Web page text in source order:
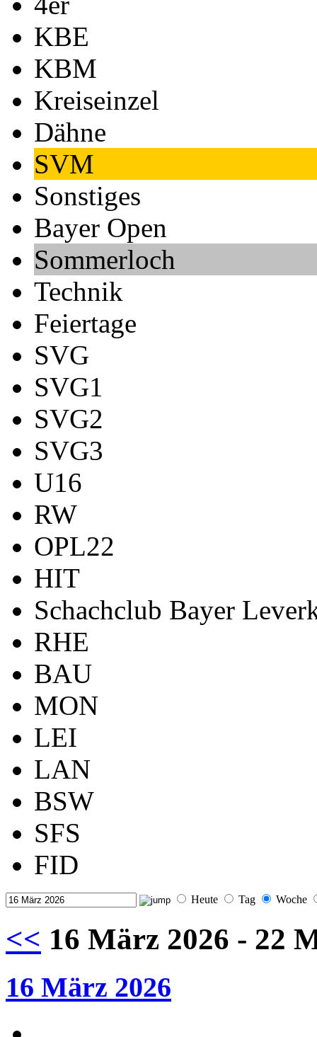
KBE
KBM
Kreiseinzel
Dähne
SVM
Sonstiges
Bayer Open
Sommerloch
Technik
Feiertage
SVG
SVG1
SVG2
SVG3
U16
RW
OPL22
HIT
Schachclub Bayer
RHE
BAU
MON
LEI
LAN
BSW
SFS
FID
Heute Tag Woche
<< 16 März 2026 - 22
16 März 2026